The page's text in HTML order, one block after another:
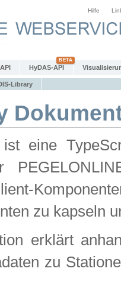
Hilfe
HyDAS-API
Library
eine
zu kapseln
erklärt
zu